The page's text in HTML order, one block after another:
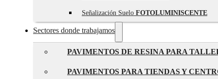
Señalización Suelo FOTOLUMINISCENTE
Sectores donde trabajamos
PAVIMENTOS DE RESINA PARA
PAVIMENTOS PARA TIENDAS Y